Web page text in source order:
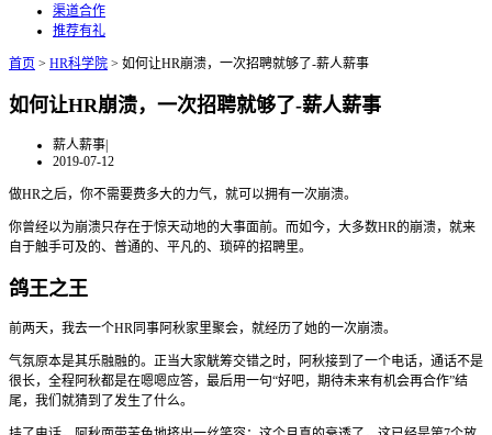
渠道合作
推荐有礼
首页 > HR科学院 > 如何让HR崩溃，一次招聘就够了-薪人薪事
如何让HR崩溃，一次招聘就够了-薪人薪事
薪人薪事|
2019-07-12
做HR之后，你不需要费多大的力气，就可以拥有一次崩溃。
你曾经以为崩溃只存在于惊天动地的大事面前。而如今，大多数HR的崩溃，就来
自于触手可及的、普通的、平凡的、琐碎的招聘里。
鸽王之王
前两天，我去一个HR同事阿秋家里聚会，就经历了她的一次崩溃。
气氛原本是其乐融融的。正当大家觥筹交错之时，阿秋接到了一个电话，通话不是
很长，全程阿秋都是在嗯嗯应答，最后用一句“好吧，期待未来有机会再合作”结
尾，我们就猜到了发生了什么。